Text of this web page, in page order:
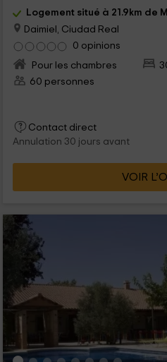
Logement situé à 21.9km de
Daimiel, Ciudad Real
0 opinions
Pour les chambres
60 personnes
Contact direct
Annulation 30 jours avant
VOIR